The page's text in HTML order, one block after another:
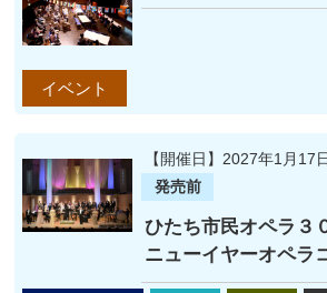
イベント
【開催日】2027年1月17日
発売前
ひたち市民オペラ３
ニューイヤーオペラ